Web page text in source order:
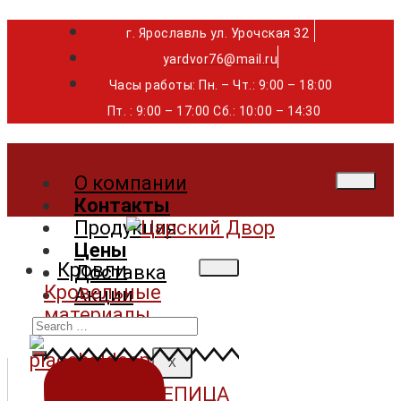
г. Ярославль ул. Урочская 32 ⁣⁣⁣⁣
yardvor76@mail.ru
Часы работы: Пн. – Чт.: 9:00 – 18:00
Пт. : 9:00 – 17:00 Сб.: 10:00 – 14:30
О компании
Контакты
Продукция
Цены
Доставка
Акции
X
Кровли
Кровельные
материалы
ГИБКАЯ ЧЕРЕПИЦА
Search
for: